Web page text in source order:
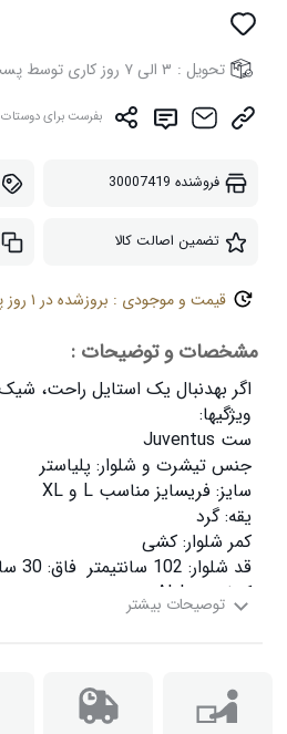
تحویل : ۳ الی ۷ روز کاری توسط پست و تیپاکس
بفرست برای دوستات
فروشنده 30007419
تضمین اصالت کالا
قیمت و موجودی : بروزشده در ۱ روز پیش!
مشخصات و توضیحات :